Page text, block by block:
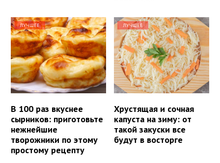
ЛУЧШЕЕ
В 100 раз вкуснее
сырников: приготовьте
нежнейшие
творожники по этому
простому рецепту
ЛУЧШЕЕ
Хрустящая и сочная
капуста на зиму: от
такой закуски все
будут в восторге